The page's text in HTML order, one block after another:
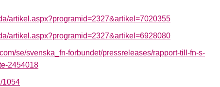
artikel.aspx?programid=2327&artikel=7020355
artikel.aspx?programid=2327&artikel=6928080
se/svenska_fn-forbundet/pressreleases/rapport-till-fn-s-
2454018
1054